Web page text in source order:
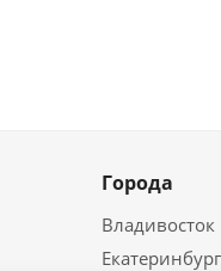
Города
Владивосток
Екатеринбург